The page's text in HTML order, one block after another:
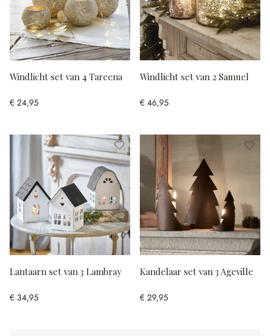
Windlicht set van 4 Tareena
€ 24,95
Windlicht set van 2 Samuel
€ 46,95
Lantaarn set van 3 Lambray
€ 34,95
Kandelaar set van 3 Ageville
€ 29,95